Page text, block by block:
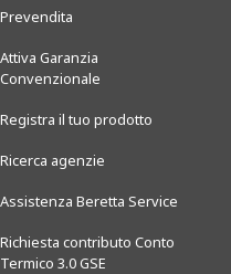
Prevendita
Attiva Garanzia
Convenzionale
Registra il tuo prodotto
Ricerca agenzie
Assistenza Beretta Service
Richiesta contributo Conto
Termico 3.0 GSE